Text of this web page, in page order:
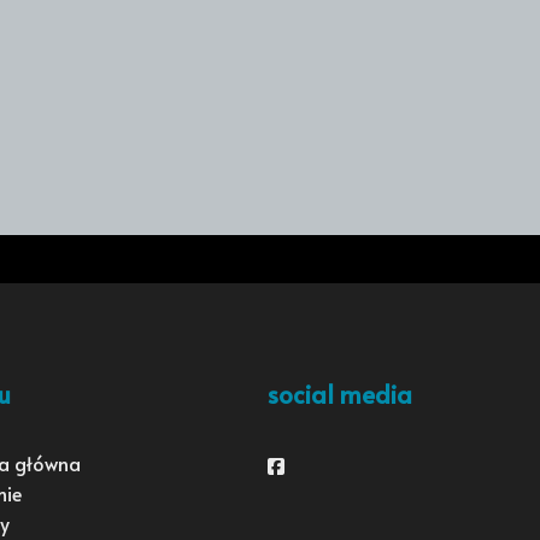
główna
social media
Facebook